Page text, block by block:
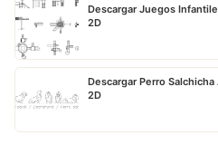
Descargar Juegos
2D
Descargar Perro
2D